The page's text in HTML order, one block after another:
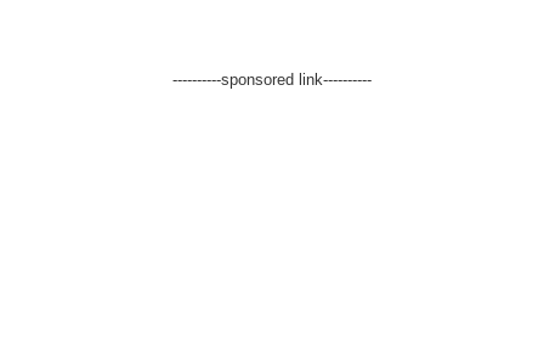
----------sponsored link----------